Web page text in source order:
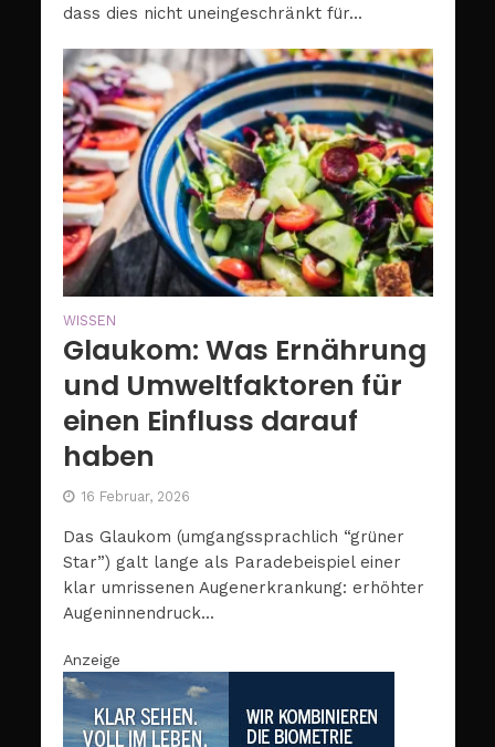
dass dies nicht uneingeschränkt für...
WISSEN
Glaukom: Was Ernährung
und Umweltfaktoren für
einen Einfluss darauf
haben
16 Februar, 2026
Das Glaukom (umgangssprachlich “grüner
Star”) galt lange als Paradebeispiel einer
klar umrissenen Augenerkrankung: erhöhter
Augeninnendruck...
Anzeige